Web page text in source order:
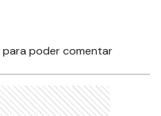
para poder comentar